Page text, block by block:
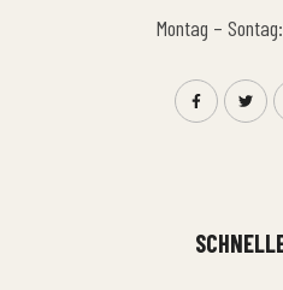
Montag –